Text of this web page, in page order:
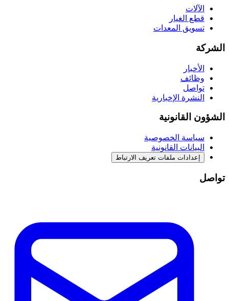
الآلات
قطع الغيار
تسويق المعدات
الشركة
الأخبار
وظائف
تواصل
النشرة الإخبارية
الشؤون القانونية
سياسة الخصوصية
البيانات القانونية
إعدادات ملفات تعريف الارتباط
تواصل